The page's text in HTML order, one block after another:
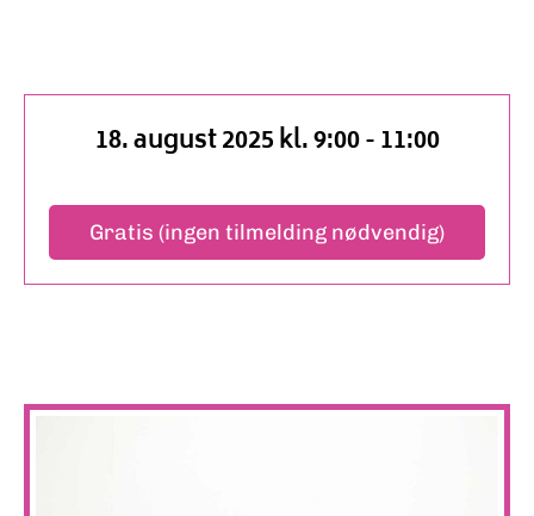
18. august 2025 kl. 9:00-11:00
Gratis (ingen tilmelding nødvendig)